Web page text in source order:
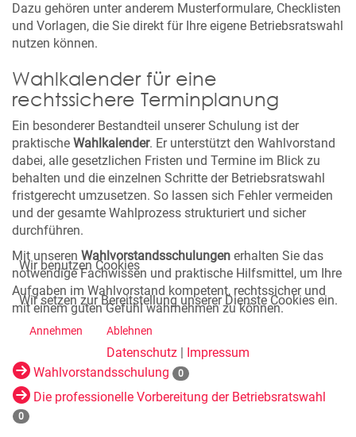
Dazu gehören unter anderem Musterformulare, Checklisten
und Vorlagen, die Sie direkt für Ihre eigene Betriebsratswahl
nutzen können.
Wahlkalender für eine
rechtssichere Terminplanung
Ein besonderer Bestandteil unserer Schulung ist der
praktische Wahlkalender. Er unterstützt den Wahlvorstand
dabei, alle gesetzlichen Fristen und Termine im Blick zu
behalten und die einzelnen Schritte der Betriebsratswahl
fristgerecht umzusetzen. So lassen sich Fehler vermeiden
und der gesamte Wahlprozess strukturiert und sicher
durchführen.
Mit unseren Wahlvorstandsschulungen erhalten Sie das
notwendige Fachwissen und praktische Hilfsmittel, um Ihre
Aufgaben im Wahlvorstand kompetent, rechtssicher und
mit einem guten Gefühl wahrnehmen zu können.
Wahlvorstandsschulung 0
Die professionelle Vorbereitung der Betriebsratswahl
0
Wir benutzen Cookies
Wir setzen zur Bereitstellung unserer Dienste Cookies ein.
Annehmen Ablehnen
Datenschutz | Impressum